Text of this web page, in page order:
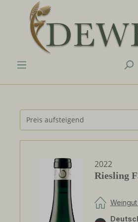
Zum Hauptinhalt springen
2022
Riesling